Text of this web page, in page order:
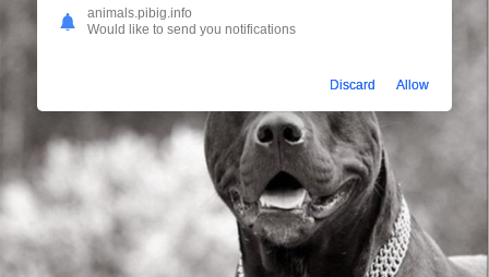
animals.pibig.info
Would like to send you notifications
Discard Allow